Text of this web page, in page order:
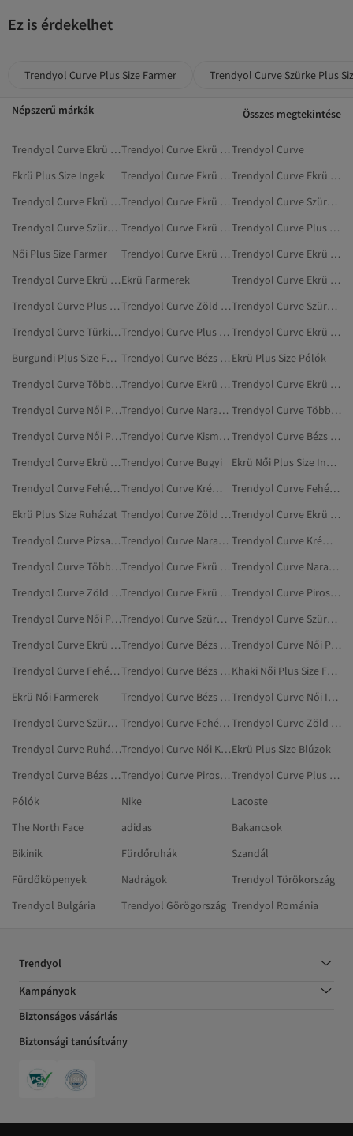
Ez is érdekelhet
Trendyol Curve Plus Size Farmer Trendyol Curve Szürke Plus
Népszerű márkák Összes megtekintése
Trendyol Curve Ekrü Pizsamák Trendyol Curve Ekrü RuházatTrendyol Curve
Ekrü Plus Size Ingek
Trendyol Curve Ekrü Plus Size Dzsekik
Trendyol Curve Ekrü Plus Size Melltartó
Trendyol Curve Ekrü Otthoni Ruházat
Trendyol Curve Ekrü Kardigánok
Trendyol Curve Szürke Ingek
Trendyol Curve Szürke Plus Size Ingek
Trendyol Curve Ekrü Ruhák
Trendyol Curve Plus Size Ingek
Női Plus Size Farmer
Trendyol Curve Ekrü Plus Size Ruhák
Trendyol Curve Ekrü Plus Size Blúzok
Trendyol Curve Ekrü BlúzokEkrü Farmerek
Trendyol Curve Ekrü Plus Size Mellények
Trendyol Curve Plus Size Overálok
Trendyol Curve Zöld Plus Size Ingek
Trendyol Curve Szürke Plus Size Overálok
Trendyol Curve Türkizkék Plus Size Farmer
Trendyol Curve Plus Size Body
Trendyol Curve Ekrü Dzsekik
Burgundi Plus Size Farmer
Trendyol Curve Bézs Plus Size Overálok Ekrü Plus Size Pólók
Trendyol Curve Többszínű Plus Size Overálok
Trendyol Curve Ekrü Plus Size Kardigánok
Trendyol Curve Ekrü Nadrágok
Trendyol Curve Női Plus Size Overálok
Trendyol Curve Narancs Plus Size Ingek
Trendyol Curve Többszínű Plus Size Ingek
Trendyol Curve Női Plus Size Ingek
Trendyol Curve Kismamaruházat
Trendyol Curve Bézs Plus Size Ingek
Trendyol Curve Ekrü Plus Size AtlétaTrendyol Curve Bugyi
Ekrü Női Plus Size Ingek
Trendyol Curve Fehér Plus Size Ingek
Trendyol Curve Krém Ruházat
Trendyol Curve Fehér Ingek
Ekrü Plus Size Ruházat
Trendyol Curve Zöld Ingek
Trendyol Curve Ekrü Blúz, Tunika És Korszázs
Trendyol Curve Pizsamák
Trendyol Curve Narancs Ingek
Trendyol Curve Krém Plus Size Ruházat
Trendyol Curve Többszínű Ingek
Trendyol Curve Ekrü Pulóverek
Trendyol Curve Narancs Plus Size Pólók
Trendyol Curve Zöld Plus Size Pólók
Trendyol Curve Ekrü Plusz Méretű Fehérnemű
Trendyol Curve Piros Plus Size Ingek
Trendyol Curve Női Pizsamák
Trendyol Curve Szürke Pizsamák
Trendyol Curve Szürke Plus Size Pólók
Trendyol Curve Ekrü Plus Size Nadrág
Trendyol Curve Bézs Plus Size Dzsekik
Trendyol Curve Női Plus Size Harisnya
Trendyol Curve Fehér Pizsamák
Trendyol Curve Bézs Plus Size Pólók
Khaki Női Plus Size Farmer
Ekrü Női Farmerek
Trendyol Curve Bézs Ingek
Trendyol Curve Női Ingek
Trendyol Curve Szürke Pólók
Trendyol Curve Fehér Plus Size Pólók
Trendyol Curve Zöld Plus Size Dzsekik
Trendyol Curve Ruházat
Trendyol Curve Női KismamaruházatEkrü Plus Size Blúzok
Trendyol Curve Bézs Plus Size Kabátok
Trendyol Curve Piros Plus Size Pólók
Trendyol Curve Plus Size Pólók
Pólók
Nike
Lacoste
The North Face
adidas
Bakancsok
Bikinik
Fürdőruhák
Szandál
Fürdőköpenyek
Nadrágok
Trendyol Törökország
Trendyol Bulgária
Trendyol Görögország Trendyol Románia
Trendyol
Kampányok
Biztonságos vásárlás
Biztonsági tanúsítvány